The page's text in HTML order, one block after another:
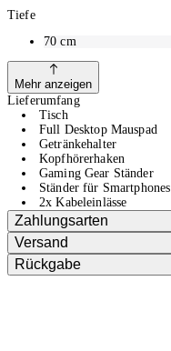
Tiefe
70cm
Mehr anzeigen
Lieferumfang
Tisch
Full Desktop Mauspad
Getränkehalter
Kopfhörerhaken
Gaming Gear Ständer
Ständer für Smartphones
2x Kabeleinlässe
Zahlungsarten
Versand
Rückgabe